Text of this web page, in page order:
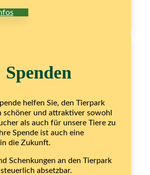
Spenden
helfen Sie, den Tierpark
schöner und attraktiver sowohl
als auch für unsere Tiere zu
Spende ist auch eine
die Zukunft.
Schenkungen an den Tierpark
absetzbar.